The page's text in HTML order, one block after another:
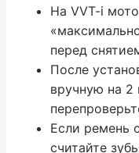
На VVT-i
перед
После
вручную на 2
Если ремень
считайте